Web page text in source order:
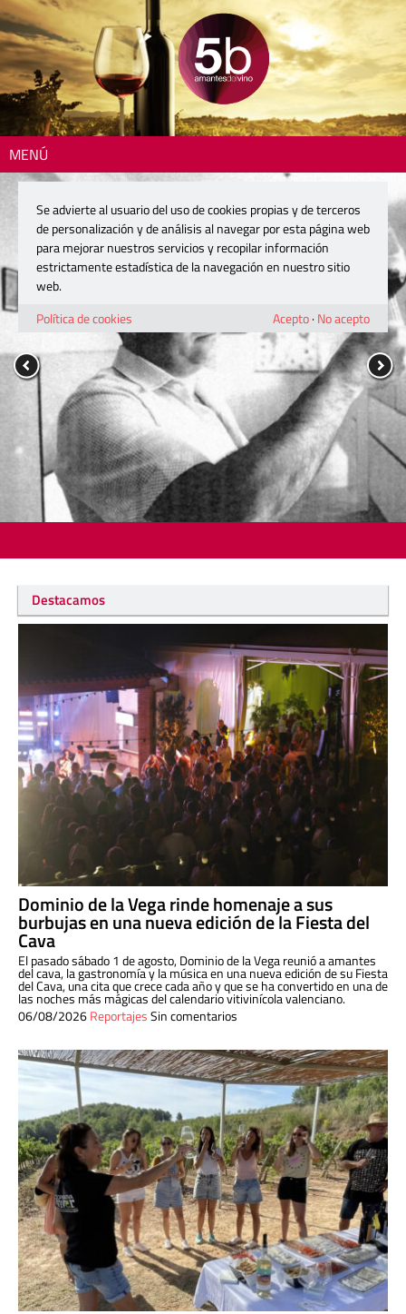
MENÚ
Destacamos
Dominio de la Vega rinde homenaje a sus
burbujas en una nueva edición de la Fiesta del
Cava
El pasado sábado 1 de agosto, Dominio de la Vega reunió a amantes
del cava, la gastronomía y la música en una nueva edición de su Fiesta
del Cava, una cita que crece cada año y que se ha convertido en una de
las noches más mágicas del calendario vitivinícola valenciano.
06/08/2026ReportajesSin comentarios
Se advierte al usuario del uso de cookies propias y de terceros
de personalización y de análisis al navegar por esta página web
para mejorar nuestros servicios y recopilar información
estrictamente estadística de la navegación en nuestro sitio
web.
Política de cookies
Acepto· No acepto